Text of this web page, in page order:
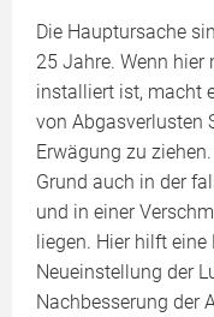
Die Hauptursache
25 Jahre. Wenn hier
installiert ist, macht
von Abgasverlusten
Erwägung zu
Grund auch in der
und in einer
liegen. Hier hilft
Neueinstellung der
Nachbesserung der